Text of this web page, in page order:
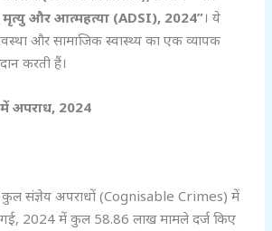
और आत्महत्या (ADSI), 2024”। ये
और सामाजिक स्वास्थ्य का एक व्यापक
करती हैं।
में अपराध, 2024
कुल संज्ञेय अपराधों (Cognisable Crimes) में
2024 में कुल 58.86 लाख मामले दर्ज किए